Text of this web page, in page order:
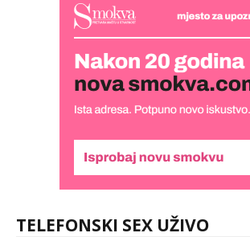
TELEFONSKI SEX UŽIVO
tel:0,93€ - mob:1,12€ min